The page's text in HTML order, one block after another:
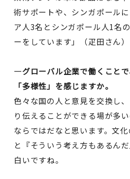
術サポートや、シンガポール
ア人3名とシンガポール人1名
ーをしています」（疋田さん）
―グローバル企業で働くこと
「多様性」を感じますか。
色々な国の人と意見を交換し
り伝えることができる場が多
ならではだなと思います。文
と『そういう考え方もあるん
白いですね。